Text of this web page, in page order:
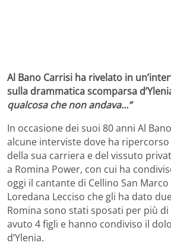
Al Bano Carrisi ha rivelato in
sulla drammatica scomparsa
qualcosa che non andava…”
In occasione dei suoi 80 anni Al
alcune interviste dove ha
della sua carriera e del vissuto
a Romina Power, con cui ha
oggi il cantante di Cellino San Marco
Loredana Lecciso che gli ha dato
Romina sono stati sposati per più
avuto 4 figli e hanno condiviso il
d’Ylenia.